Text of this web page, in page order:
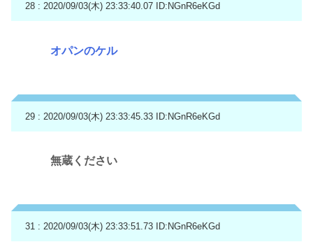
28 : 2020/09/03(木) 23:33:40.07 ID:NGnR6eKGd
オパンのケル
29 : 2020/09/03(木) 23:33:45.33 ID:NGnR6eKGd
無蔵ください
31 : 2020/09/03(木) 23:33:51.73 ID:NGnR6eKGd